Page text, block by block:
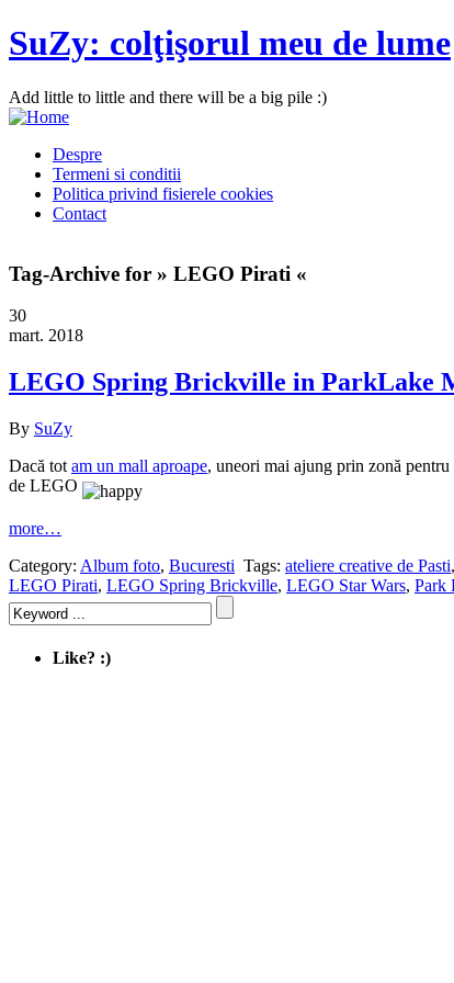
SuZy: colţişorul meu de lume
Add little to little and there will be a big pile :)
Despre
Termeni si conditii
Politica privind fisierele cookies
Contact
Tag-Archive for » LEGO Pirati «
30
mart. 2018
LEGO Spring Brickville in ParkLake
By SuZy
Dacă tot am un mall aproape, uneori mai ajung prin zonă
de LEGO
more…
Category: Album foto, Bucuresti Tags: ateliere creative de Pasti,
LEGO Pirati, LEGO Spring Brickville, LEGO Star Wars, Park
Like? :)